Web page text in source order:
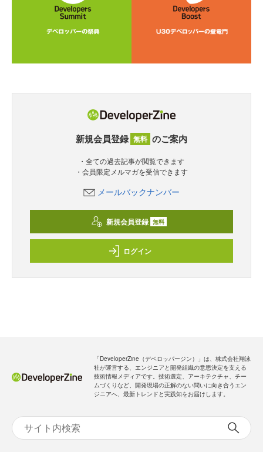
新規会員登録 無料 のご案内
・全ての過去記事が閲覧できます
・会員限定メルマガを受信できます
メールバックナンバー
新規会員登録 無料
ログイン
「DeveloperZine（デベロッパージン）」は、株式会社翔泳
社が運営する、エンジニアと開発組織の意思決定を支える
技術情報メディアです。技術選定、アーキテクチャ、チー
ムづくりなど、開発現場の正解のない問いに向き合うエン
ジニアへ、最新トレンドと実践知をお届けします。